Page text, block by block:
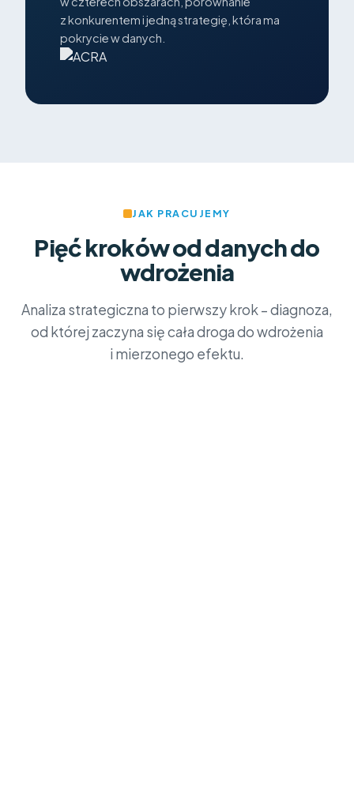
z konkurentem i jedną strategię, która ma
pokrycie w danych.
JAK PRACUJEMY
Pięć kroków od danych do
wdrożenia
Analiza strategiczna to pierwszy krok – diagnoza,
od której zaczyna się cała droga do wdrożenia
i mierzonego efektu.